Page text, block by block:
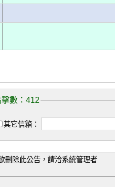
數：412
其它信箱：
刪除此公告，請洽系統管理者